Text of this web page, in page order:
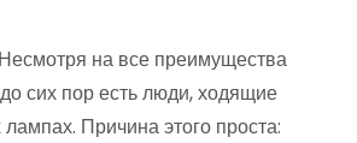
на все преимущества
сих пор есть люди, ходящие
Причина этого проста: